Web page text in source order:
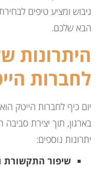
גיבוש ומציע טיפים
הבא שלכם.
היתרונות
לחברות
יום כיף לחברות הייטק
בארגון, תוך יצירת
יתרונות נוספים:
שיפור התקשורת